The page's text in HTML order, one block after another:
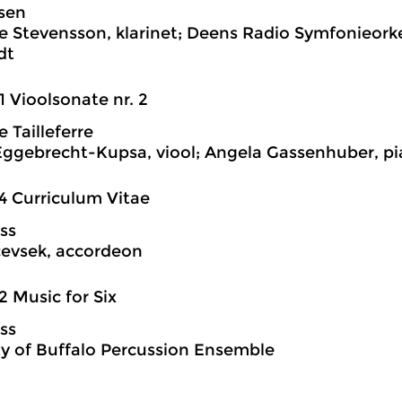
Stevensson, klarinet; Deens Radio
Vioolsonate nr. 2
Tailleferre
Kupsa, viool; Angela Gassenhuber,
Curriculum Vitae
accordeon
Music for Six
of Buffalo Percussion Ensemble